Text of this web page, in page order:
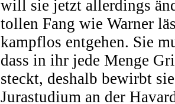
will sie jetzt allerdings
tollen Fang wie Warner
kampflos entgehen. Sie
dass in ihr jede Menge
steckt, deshalb bewirbt
Jurastudium an der